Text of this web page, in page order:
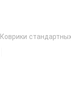
Коврики